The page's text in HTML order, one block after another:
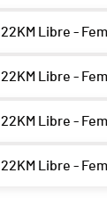
22KM Libre -
22KM Libre -
22KM Libre -
22KM Libre -